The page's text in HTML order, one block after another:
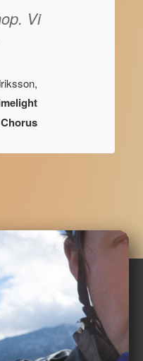
Vi
Chorus